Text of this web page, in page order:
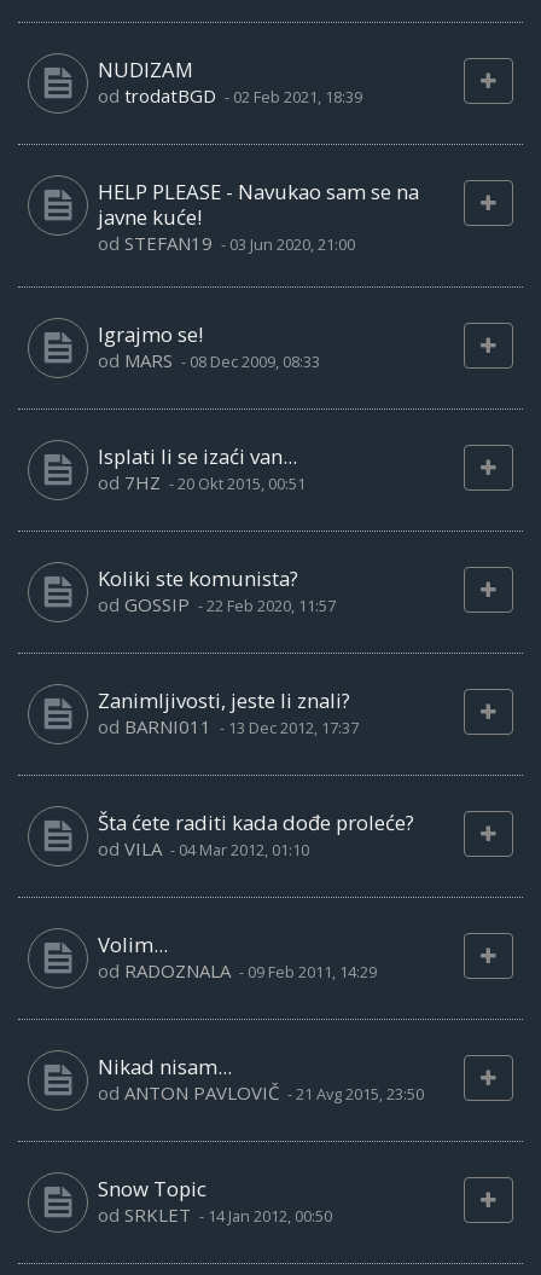
NUDIZAM
od trodatBGD - 02 Feb 2021, 18:39
HELP PLEASE - Navukao sam se na
javne kuće!
od STEFAN19 - 03 Jun 2020, 21:00
Igrajmo se!
od MARS - 08 Dec 2009, 08:33
Isplati li se izaći van...
od 7HZ -20 Okt 2015, 00:51
Koliki ste komunista?
od GOSSIP -22 Feb 2020, 11:57
Zanimljivosti, jeste li znali?
od BARNI011 - 13 Dec 2012, 17:37
Šta ćete raditi kada dođe proleće?
od VILA - 04 Mar 2012, 01:10
Volim...
od RADOZNALA - 09 Feb 2011, 14:29
Nikad nisam...
od ANTON PAVLOVIČ -21 Avg 2015, 23:50
Snow Topic
od SRKLET - 14 Jan 2012, 00:50